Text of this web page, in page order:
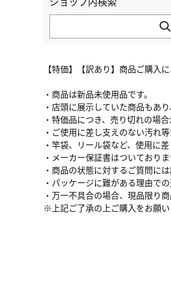
【特価】【訳あり】商品ご購入
・商品は新品未使用品です。
・店頭に展示していた商品もあ
・特価品につき、売り切れの場合
・ご使用に差し支えのない汚れ
・竿袋、リール袋など、使用に
・メーカー保証書はついておりま
・商品の状態に対するご質問に
・パッケージに難がある理由で
・万一不具合の場合、現品限り
※上記ご了承の上ご購入をお願い